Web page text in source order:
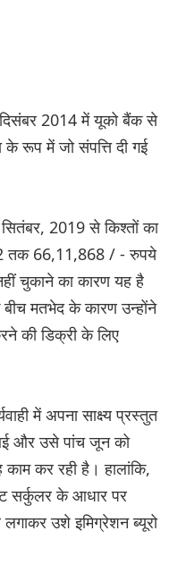
2014 में यूको बैंक से
के रूप में जो संपत्ति दी गई
2019 से किश्तों का
तक 66,11,868 / - रुपये
चुकाने का कारण यह है
मतभेद के कारण उन्होंने
की डिक्री के लिए
में अपना साक्ष्य प्रस्तुत
और उसे पांच जून को
काम कर रही है। हालांकि,
सर्कुलर के आधार पर
उशे इमिग्रेशन ब्यूरो